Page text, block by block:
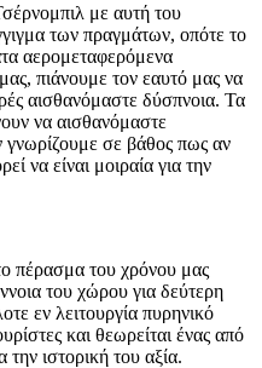
με αυτή του
των πραγμάτων, οπότε το
αερομεταφερόμενα
πιάνουμε τον εαυτό μας να
αισθανόμαστε δύσπνοια. Τα
να αισθανόμαστε
γνωρίζουμε σε βάθος πως αν
να είναι μοιραία για την
πέρασμα του χρόνου μας
του χώρου για δεύτερη
εν λειτουργία πυρηνικό
και θεωρείται ένας από
ιστορική του αξία.